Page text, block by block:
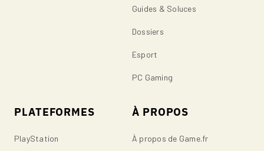
Guides & Soluces
Dossiers
Esport
PC Gaming
PLATEFORMES
PlayStation
À PROPOS
À propos de Game.fr